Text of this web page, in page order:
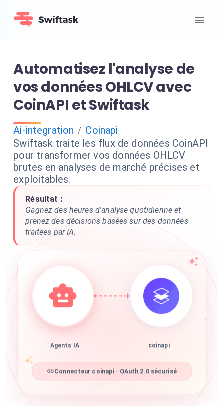
Automatisez l'analyse de
vos données OHLCV avec
CoinAPI et Swiftask
Ai-integration / Coinapi
Swiftask traite les flux de données CoinAPI
pour transformer vos données OHLCV
brutes en analyses de marché précises et
exploitables.
Résultat :
Gagnez des heures d'analyse quotidienne et
prenez des décisions basées sur des données
traitées par IA.
Agents IA coinapi
Connecteur coinapi · OAuth 2.0 sécurisé